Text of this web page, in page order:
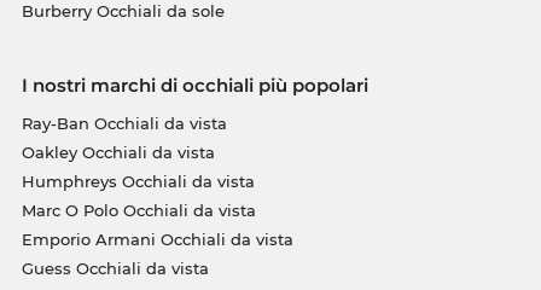
Burberry Occhiali da sole
I nostri marchi di occhiali più popolari
Ray-Ban Occhiali da vista
Oakley Occhiali da vista
Humphreys Occhiali da vista
Marc O Polo Occhiali da vista
Emporio Armani Occhiali da vista
Guess Occhiali da vista